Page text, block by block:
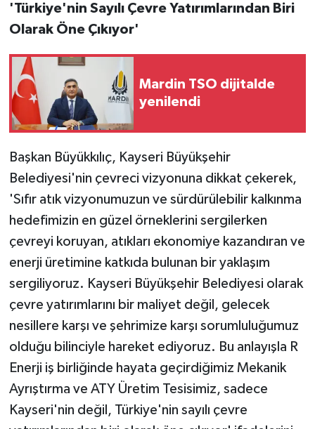
'Türkiye'nin Sayılı Çevre Yatırımlarından Biri
Olarak Öne Çıkıyor'
Mardin TSO dijitalde
yenilendi
Başkan Büyükkılıç, Kayseri Büyükşehir
Belediyesi'nin çevreci vizyonuna dikkat çekerek,
'Sıfır atık vizyonumuzun ve sürdürülebilir kalkınma
hedefimizin en güzel örneklerini sergilerken
çevreyi koruyan, atıkları ekonomiye kazandıran ve
enerji üretimine katkıda bulunan bir yaklaşım
sergiliyoruz. Kayseri Büyükşehir Belediyesi olarak
çevre yatırımlarını bir maliyet değil, gelecek
nesillere karşı ve şehrimize karşı sorumluluğumuz
olduğu bilinciyle hareket ediyoruz. Bu anlayışla R
Enerji iş birliğinde hayata geçirdiğimiz Mekanik
Ayrıştırma ve ATY Üretim Tesisimiz, sadece
Kayseri'nin değil, Türkiye'nin sayılı çevre